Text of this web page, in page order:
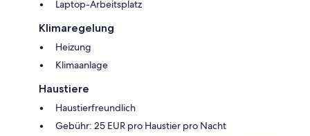
Laptop-Arbeitsplatz
Klimaregelung
Heizung
Klimaanlage
Haustiere
Haustierfreundlich
Gebühr: 25 EUR pro Haustier pro Nacht